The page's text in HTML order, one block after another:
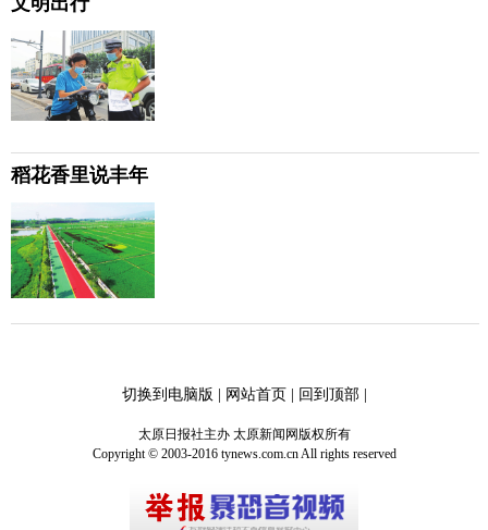
稻花香里说丰年
切换到电脑版 网站首页 回到顶部|
太原日报社主办 太原新闻网版权所有
Copyright © 2003-2016 tynews.com.cn All rights reserved